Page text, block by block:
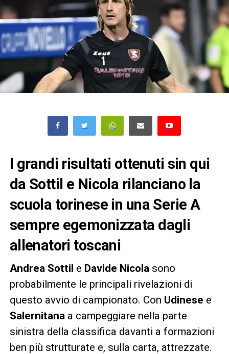
I grandi risultati ottenuti sin qui
da Sottil e Nicola rilanciano la
scuola torinese in una Serie A
sempre egemonizzata dagli
allenatori toscani
Andrea Sottil e Davide Nicola sono
probabilmente le principali rivelazioni di
questo avvio di campionato. Con Udinese e
Salernitana a campeggiare nella parte
sinistra della classifica davanti a formazioni
ben più strutturate e, sulla carta, attrezzate.